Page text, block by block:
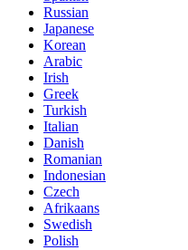
Russian
Japanese
Korean
Arabic
Irish
Greek
Turkish
Italian
Danish
Romanian
Indonesian
Czech
Afrikaans
Swedish
Polish